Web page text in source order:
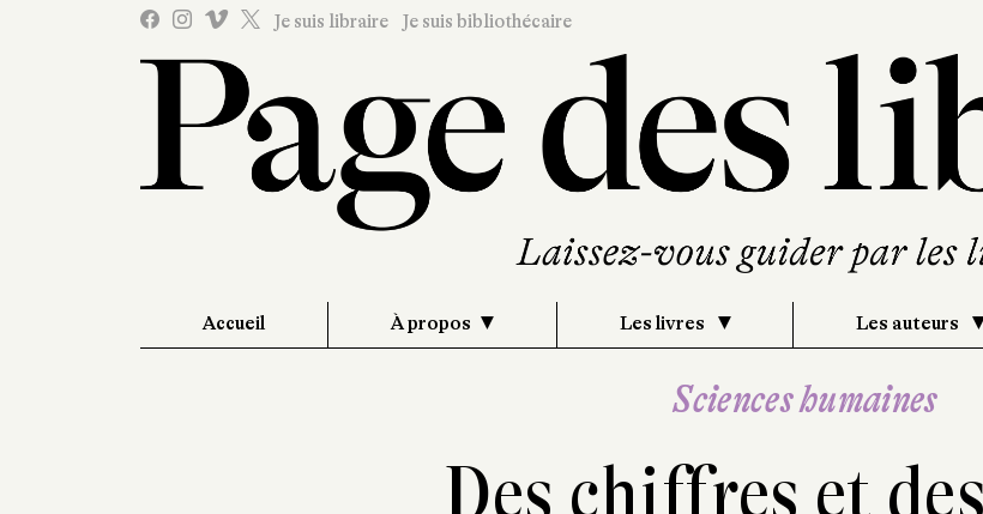
Je suis libraire Je suis bibliothécaire
Accueil À propos Les livres Les auteurs
Sciences humaines
Des chiffres et